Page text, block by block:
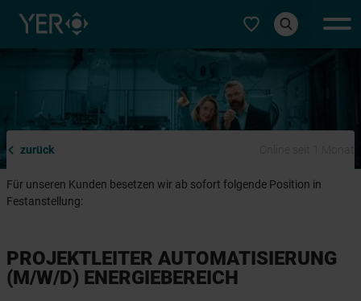
Typ auswählen
zurück
Für unseren Kunden besetzen wir ab sofort folgende Position in
Festanstellung:
PROJEKTLEITER AUTOMATISIERUNG
(M/W/D) ENERGIEBEREICH